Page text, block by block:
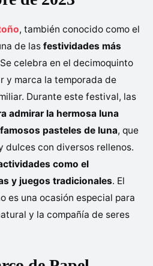
, también conocido como el
de las festividades más
celebra en el decimoquinto
y marca la temporada de
Durante este festival, las
admirar la hermosa luna
pasteles de luna, que
dulces con diversos rellenos.
como el
y juegos tradicionales. El
es una ocasión especial para
y la compañía de seres